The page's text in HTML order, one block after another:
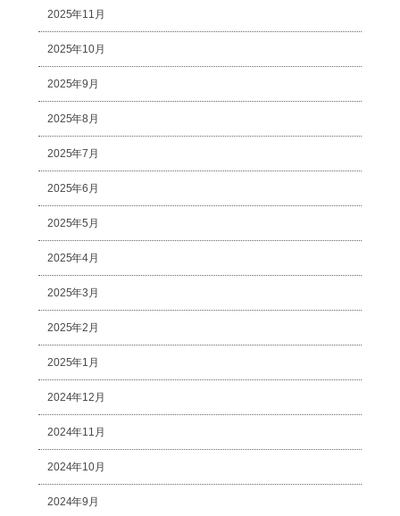
2025年11月
2025年10月
2025年9月
2025年8月
2025年7月
2025年6月
2025年5月
2025年4月
2025年3月
2025年2月
2025年1月
2024年12月
2024年11月
2024年10月
2024年9月